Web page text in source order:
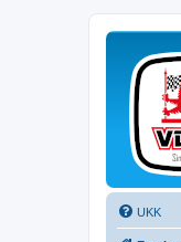
UKK